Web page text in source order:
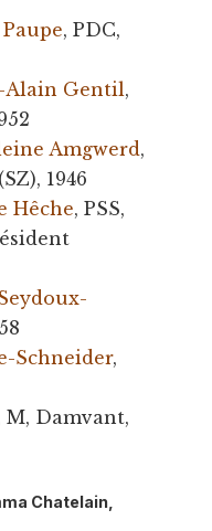
, PDC,
Alain Gentil,
Amgwerd,
1946
Hêche, PSS,
Schneider,
M, Damvant,
Chatelain,